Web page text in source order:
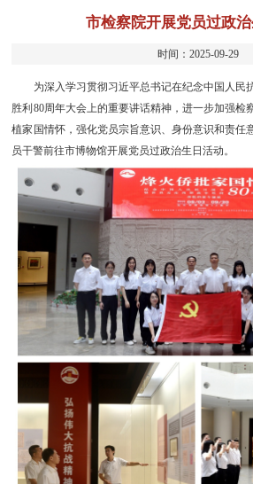
市检察院开展党员过政
时间：2025-09-29
为深入学习贯彻习近平总书记在纪念中国人民
胜利80周年大会上的重要讲话精神，进一步加强检
植家国情怀，强化党员宗旨意识、身份意识和责任
员干警前往市博物馆开展党员过政治生日活动。